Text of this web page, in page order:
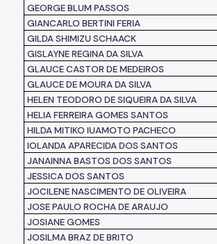
GEORGE BLUM PASSOS
GIANCARLO BERTINI FERIA
GILDA SHIMIZU SCHAACK
GISLAYNE REGINA DA SILVA
GLAUCE CASTOR DE MEDEIROS
GLAUCE DE MOURA DA SILVA
HELEN TEODORO DE SIQUEIRA DA SILVA
HELIA FERREIRA GOMES SANTOS
HILDA MITIKO IUAMOTO PACHECO
IOLANDA APARECIDA DOS SANTOS
JANAINNA BASTOS DOS SANTOS
JESSICA DOS SANTOS
JOCILENE NASCIMENTO DE OLIVEIRA
JOSE PAULO ROCHA DE ARAUJO
JOSIANE GOMES
JOSILMA BRAZ DE BRITO